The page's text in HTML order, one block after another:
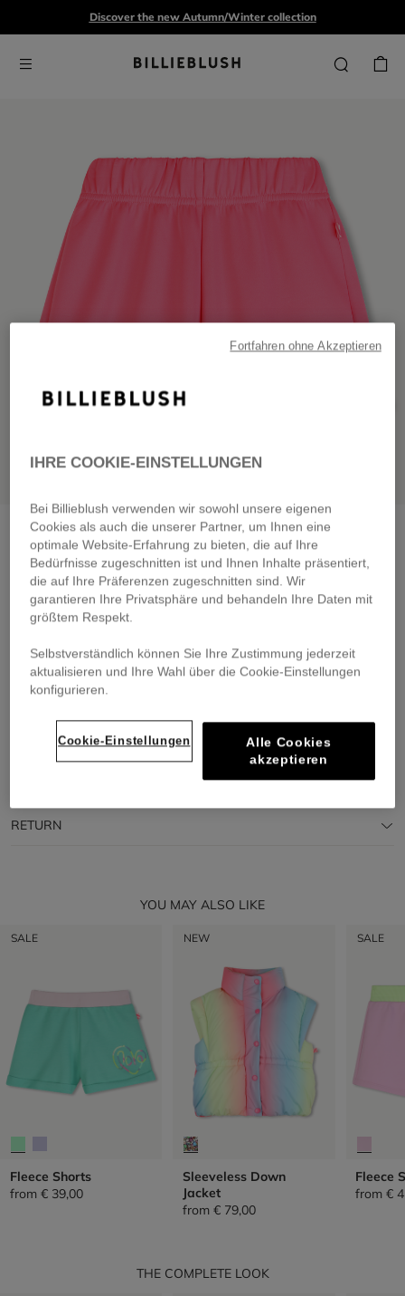
Discover the new Autumn/Winter collection
Fleece shortsfuschia
From € 39,00
Pay in 4 interest-free instalments
🔒 Secure payment & easy returns
DESCRIPTION
TRACEABILITY
RETURN
YOU MAY ALSO LIKE
SALE
Fleece Shorts
from € 39,00
NEW
Sleeveless Down
Jacket
from € 79,00
SALE
Fleece
from€
THE COMPLETE LOOK
IHRE COOKIE-EINSTELLUNGEN
Bei Billieblush verwenden wir sowohl unsere eigenen
Cookies als auch die unserer Partner, um Ihnen eine
optimale Website-Erfahrung zu bieten, die auf Ihre
Bedürfnisse zugeschnitten ist und Ihnen Inhalte präsentiert,
die auf Ihre Präferenzen zugeschnitten sind. Wir
garantieren Ihre Privatsphäre und behandeln Ihre Daten mit
größtem Respekt.
Selbstverständlich können Sie Ihre Zustimmung jederzeit
aktualisieren und Ihre Wahl über die Cookie-Einstellungen
konfigurieren.
Cookie-Einstellungen
Alle Cookies
akzeptieren
Fortfahren ohne Akzeptieren